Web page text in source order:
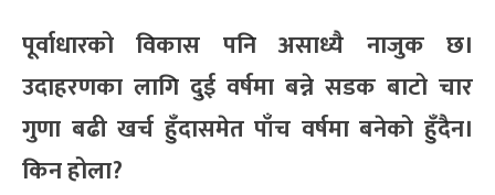
पूर्वाधारको विकास पनि असाध्यै नाजुक छ।
उदाहरणका लागि दुई वर्षमा बन्ने सडक बाटो चार
गुणा बढी खर्च हुँदासमेत पाँच वर्षमा बनेको हुँदैन।
किन होला?